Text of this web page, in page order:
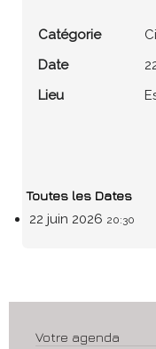
Catégorie
Date
Lieu
Toutes les Dates
22 juin 2026 20:30
Votre agenda